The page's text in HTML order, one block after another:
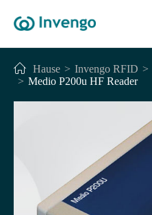
Hause Invengo RFID
Medio P200u HF Reader